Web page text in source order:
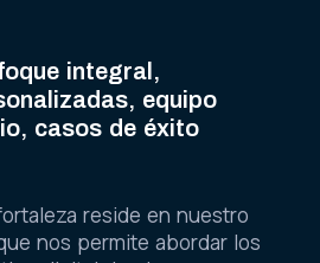
integral,
equipo
casos de éxito
reside en nuestro
nos permite abordar los